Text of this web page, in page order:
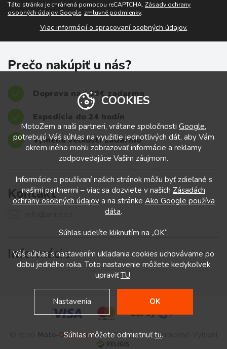
Táto stránka je chránená pomocou reCAPTCHA. Zásady ochrany
osobných údajov Google, zmluvné podmienky.
Viac informácií o spracovaní osobných údajov.
Prečo nakúpiť u nás?
Doprava nad 39€ zadarmo
Expedícia do 24 hodín
Výmena veľkostí zadarmo
Informácie
Kontakt
Oblečenie.sk. Všetky práva vyhradené. Vytvoril
COOKIES
MotoZem a naši partneri, vrátane spoločnosti Google,
potrebujú Váš súhlas na využitie jednotlivých dát, aby Vám
okrem iného mohli zobrazovať informácie a reklamy
zodpovedajúce Vašim záujmom.
Informácie o používaní našich stránok môžu byť zdieľané s
našimi partnermi – viac sa dozviete v našich Zásadách
ochrany osobných údajova na stránke Ako Google používa
dáta.
Súhlas udelíte kliknutím na „OK“.
Váš súhlas s nastavením ukladania cookies uchovávame po
dobu jedného roka. Toto nastavenie môžete kedykoľvek
upraviťTU.
Nastavenia OK
Súhlas môžete odmietnuťtu.